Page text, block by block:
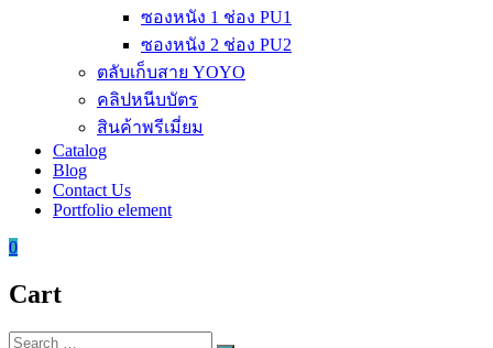
ซองหนัง 1 ช่อง PU1
ซองหนัง 2 ช่อง PU2
ตลับเก็บสาย YOYO
คลิปหนีบบัตร
สินค้าพรีเมี่ยม
Catalog
Blog
Contact Us
Portfolio element
0
Cart
Search